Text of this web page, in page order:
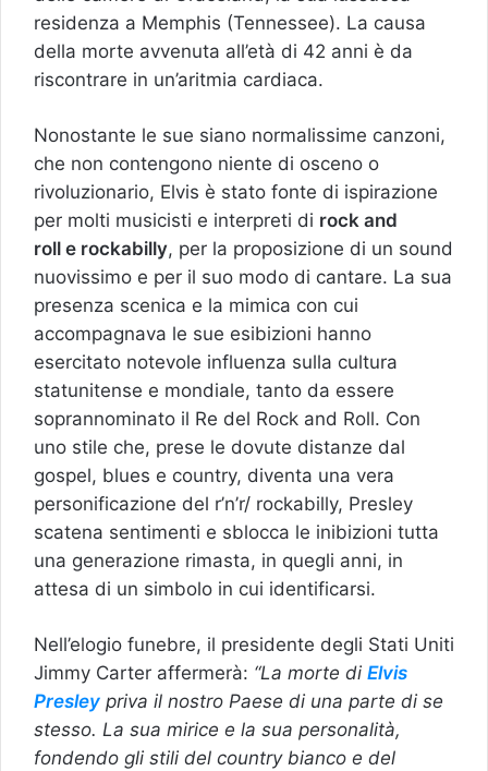
residenza a Memphis (Tennessee). La causa
della morte avvenuta all’età di 42 anni è da
riscontrare in un’aritmia cardiaca.
Nonostante le sue siano normalissime canzoni,
che non contengono niente di osceno o
rivoluzionario, Elvis è stato fonte di ispirazione
per molti musicisti e interpreti di rock and
roll e rockabilly, per la proposizione di un sound
nuovissimo e per il suo modo di cantare. La sua
presenza scenica e la mimica con cui
accompagnava le sue esibizioni hanno
esercitato notevole influenza sulla cultura
statunitense e mondiale, tanto da essere
soprannominato il Re del Rock and Roll. Con
uno stile che, prese le dovute distanze dal
gospel, blues e country, diventa una vera
personificazione del r’n’r/ rockabilly, Presley
scatena sentimenti e sblocca le inibizioni tutta
una generazione rimasta, in quegli anni, in
attesa di un simbolo in cui identificarsi.
Nell’elogio funebre, il presidente degli Stati Uniti
Jimmy Carter affermerà: “La morte di Elvis
Presley priva il nostro Paese di una parte di se
stesso. La sua mirice e la sua personalità,
fondendo gli stili del country bianco e del